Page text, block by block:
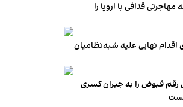
قذافی با اروپا را
اقدام نهایی علیه شبه‌نظامیان
رقم قبوض را به جبران کسری